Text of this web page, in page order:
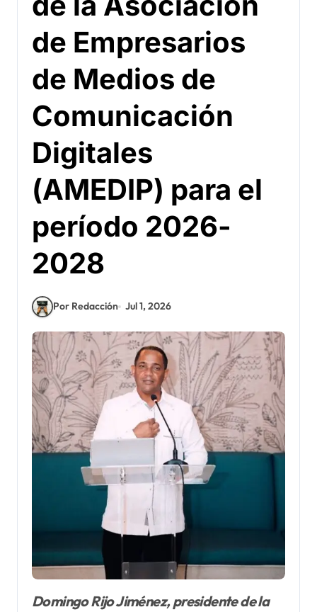
de Empresarios
de Medios de
Comunicación
Digitales
(AMEDIP) para el
período 2026-
2028
Por Redacción Jul 1, 2026
Domingo Rijo Jiménez, presidente de la